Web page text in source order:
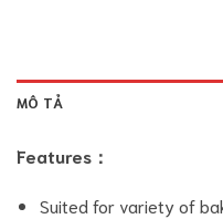
MÔ TẢ
Features：
Suited for variety of